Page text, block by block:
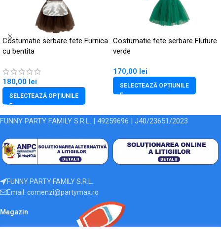
Costumatie serbare fete Furnica
cu bentita
180,00 lei
SELECTEAZĂ OPȚIUNILE
Costumatie fete serbare Fluture
verde
170,00 lei
SELECTEAZĂ OPȚIUNILE
FUNNY PARTY FAMILY S.R.L. | 49259696 | J40/23651/2023
FUNNY PARTY FAMILY S.R.L.
Email: comenzi@partymax.ro
Magazin